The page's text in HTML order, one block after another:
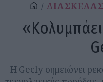
Η Geely σημειώνει